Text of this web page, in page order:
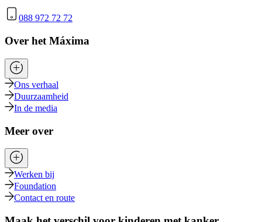
088 972 72 72
Over het Máxima
Ons verhaal
Duurzaamheid
In de media
Meer over
Werken bij
Foundation
Contact en route